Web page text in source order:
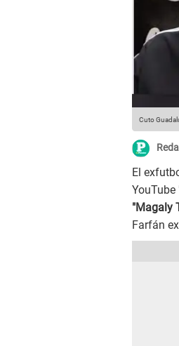
Cuto
El
"Magaly
Farfán